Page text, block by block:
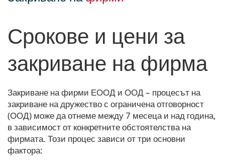
Срокове и цени за
закриване на фирма
Закриване на фирми ЕООД и ООД – процесът на
закриване на дружество с ограничена отговорност
(ООД) може да отнеме между 7 месеца и над година,
в зависимост от конкретните обстоятелства на
фирмата. Този процес зависи от три основни
фактора: